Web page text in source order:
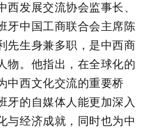
西发展交流协会监事长、
牙中国工商联合会主席陈
先生身兼多职，是中西商
物。他指出，在全球化的
中西文化交流的重要桥
牙的自媒体人能更加深入
与经济成就，同时也为中